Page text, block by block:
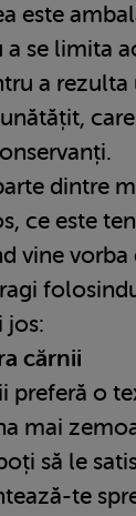
este
se limita
a
dintre
ce este
vine vorba
jos:
cărnii
preferă o
mai
să le
te